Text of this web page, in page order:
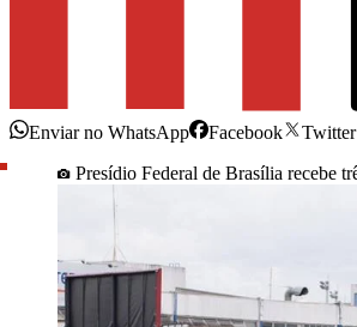
Enviar no WhatsApp Facebook
Twitter
Presídio Federal de Brasília recebe